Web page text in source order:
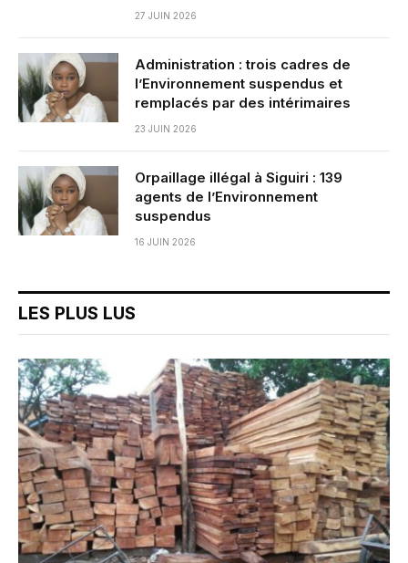
27 JUIN 2026
Administration : trois cadres de
l’Environnement suspendus et
remplacés par des intérimaires
23 JUIN 2026
Orpaillage illégal à Siguiri : 139
agents de l’Environnement
suspendus
16 JUIN 2026
LES PLUS LUS